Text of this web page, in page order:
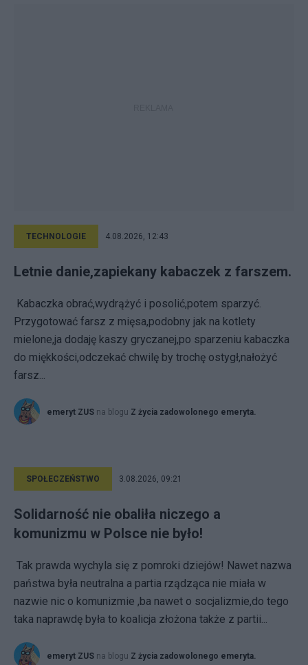
TECHNOLOGIE 4.08.2026, 12:43
Letnie danie,zapiekany kabaczek z farszem.
Kabaczka obrać,wydrążyć i posolić,potem sparzyć.
Przygotować farsz z mięsa,podobny jak na kotlety
mielone,ja dodaję kaszy gryczanej,po sparzeniu kabaczka
do miękkości,odczekać chwilę by trochę ostygł,nałożyć
farsz...
emeryt ZUS na blogu Z życia zadowolonego emeryta.
SPOŁECZEŃSTWO 3.08.2026, 09:21
Solidarność nie obaliła niczego a
komunizmu w Polsce nie było!
Tak prawda wychyla się z pomroki dziejów! Nawet nazwa
państwa była neutralna a partia rządząca nie miała w
nazwie nic o komunizmie ,ba nawet o socjalizmie,do tego
taka naprawdę była to koalicja złożona także z partii...
emeryt ZUS na blogu Z życia zadowolonego emeryta.